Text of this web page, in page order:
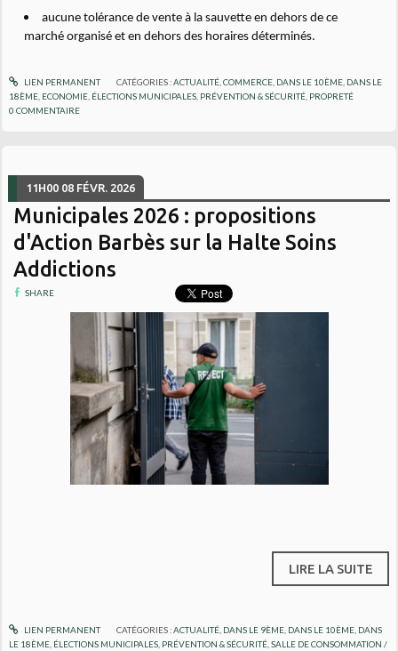
aucune tolérance de vente à la sauvette en dehors de ce
marché organisé et en dehors des horaires déterminés.
LIEN PERMANENT CATÉGORIES :ACTUALITÉ, COMMERCE, DANS LE 10ÈME, DANS LE
18ÈME ECONOMIE ÉLECTIONS MUNICIPALES PRÉVENTION & SÉCURITÉ PROPRETÉ
0 COMMENTAIRE
11H00 08 FÉVR. 2026
Municipales 2026 : propositions
d'Action Barbès sur la Halte Soins
Addictions
SHARE
LIRE LA SUITE
LIEN PERMANENT CATÉGORIES :ACTUALITÉ, DANS LE 9ÈME, DANS LE 10ÈME, DANS
LE 18ÈME ÉLECTIONS MUNICIPALES PRÉVENTION & SÉCURITÉ ,SALLE DE CONSOMMATION /